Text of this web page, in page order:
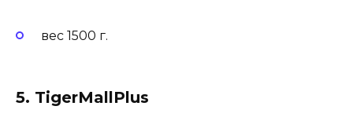
вес 1500 г.
5. TigerMallPlus